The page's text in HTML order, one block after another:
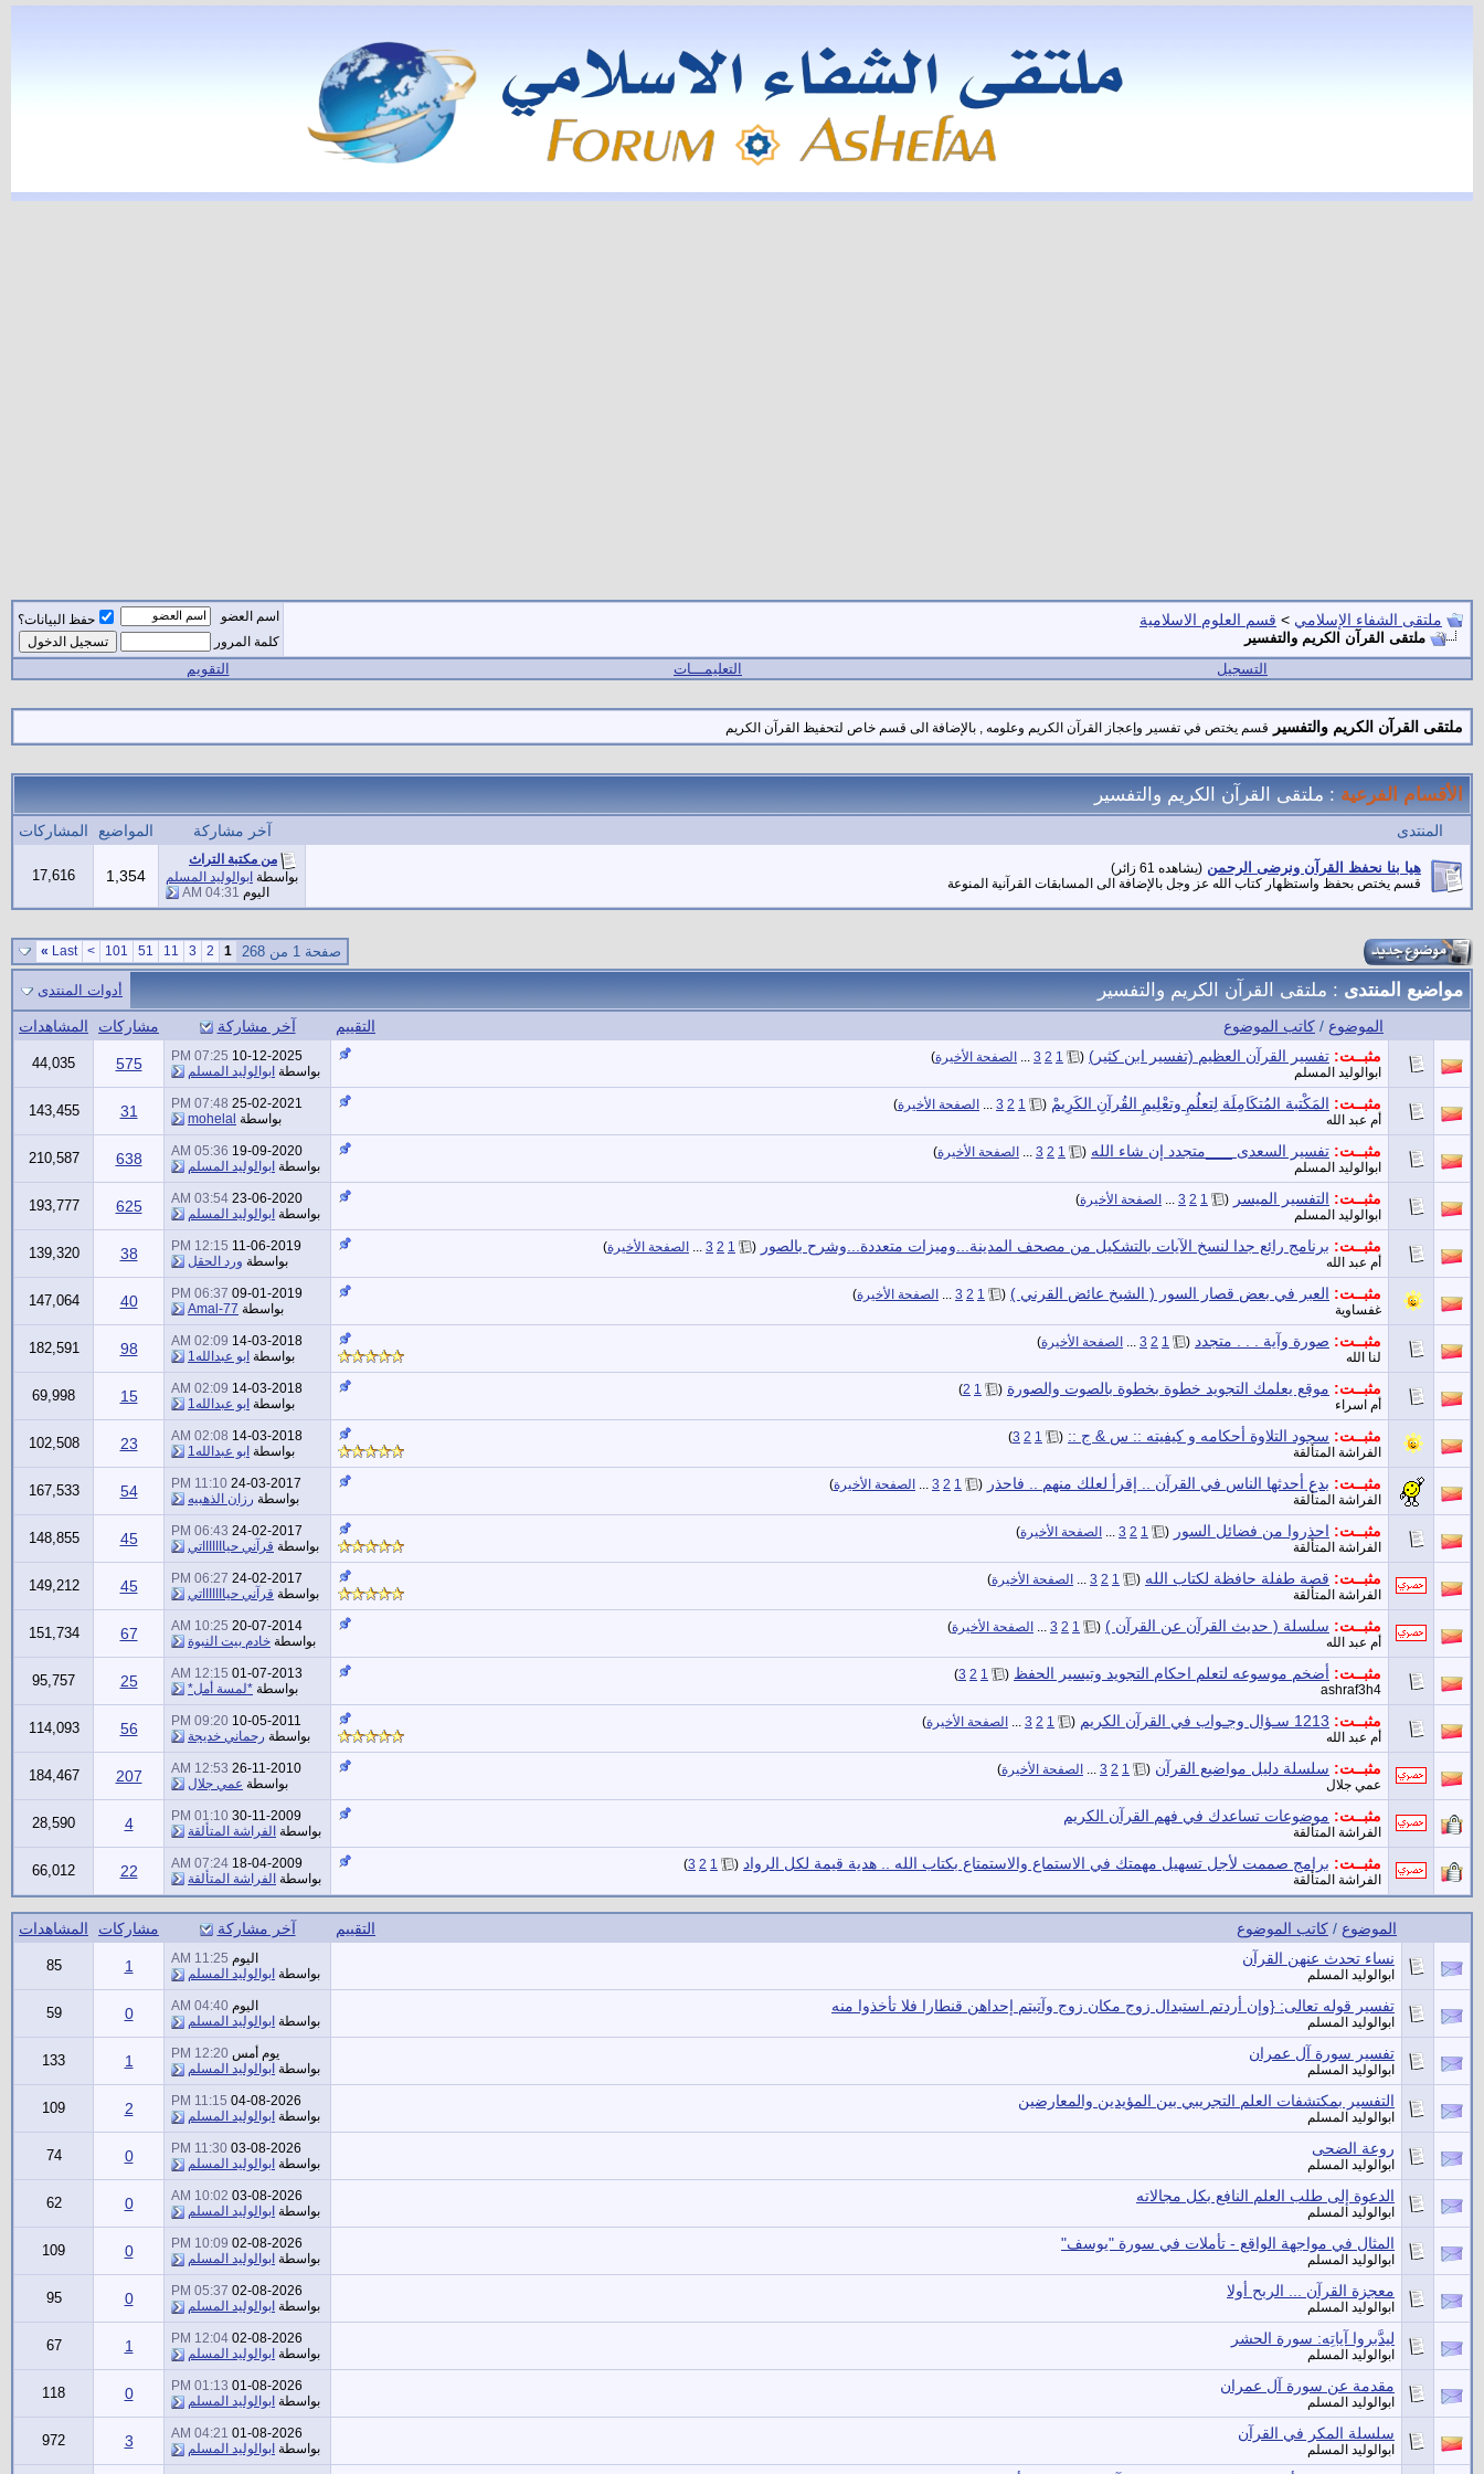
ملتقى الشفاء الإسلامي > قسم العلوم الاسلامية
ملتقى القرآن الكريم والتفسير
اسم العضو
حفظ البيانات؟
كلمة المرور
التسجيل التعليمـــات التقويم
ملتقى القرآن الكريم والتفسير قسم يختص في تفسير وإعجاز القرآن الكريم وعلومه , بالإضافة الى قسم خاص لتحفيظ القرآن الكريم
الأقسام الفرعية: ملتقى القرآن الكريم والتفسير
المنتدى آخر مشاركة المواضيع المشاركات
هيا بنا نحفظ القرآن ونرضى الرحمن (يشاهده 61 زائر)
قسم يختص بحفظ واستظهار كتاب الله عز وجل بالإضافة الى المسابقات القرآنية المنوعة
من مكتبة التراث
بواسطة ابوالوليد المسلم
اليوم 04:31 AM
1,354
17,616
صفحة 1 من 268 1
2
3
11
51
101
>
Last
»
مواضيع المنتدى: ملتقى القرآن الكريم والتفسير أدوات المنتدى
التقييم الموضوع / كاتب الموضوع آخر مشاركة مشاركات
المشاهدات
مثبــت: تفسير القرآن العظيم (تفسير ابن كثير) (
1
2
3 الصفحة الأخيرة)
ابوالوليد المسلم
10-12-2025
07:25 PM
بواسطة ابوالوليد المسلم 575
44,035
مثبــت: المَكْتبة المُتكَامِلَة لِتعلُمِ وتعْلِيمِ القُرآنِ الكَرِيمْ (
1
2
3 الصفحة الأخيرة)
أم عبد الله
25-02-2021
07:48 PM
بواسطة mohelal
31
143,455
مثبــت: تفسير السعدى ___متجدد إن شاء الله (
1
2
3 الصفحة الأخيرة)
ابوالوليد المسلم
19-09-2020
05:36 AM
بواسطة ابوالوليد المسلم 638
210,587
مثبــت: التفسير الميسر (
1
2
3 الصفحة الأخيرة)
ابوالوليد المسلم
23-06-2020
03:54 AM
بواسطة ابوالوليد المسلم 625
193,777
مثبــت: برنامج رائع جدا لنسخ الآيات بالتشكيل من مصحف المدينة...وميزات متعددة...وشرح بالصور (
1
2
3 الصفحة الأخيرة)
أم عبد الله
11-06-2019
12:15 PM
بواسطة ورد الحقل 38
139,320
مثبــت: العبر في بعض قصار السور ( الشيخ عائض القرني ) (
1
2
3 الصفحة الأخيرة)
غفساوية
09-01-2019
06:37 PM
بواسطة Amal-77
40
147,064
مثبــت: صورة وآية . . . متجدد (
1
2
3 الصفحة الأخيرة)
لنا الله
14-03-2018
02:09 AM
بواسطة ابو عبدالله1 98
182,591
مثبــت: موقع يعلمك التجويد خطوة بخطوة بالصوت والصورة (
1
2
)
أم اسراء
14-03-2018
02:09 AM
بواسطة ابو عبدالله1 15
69,998
مثبــت: سجود التلاوة أحكامه و كيفيته :: س & ج :: (
1
2
3
)
الفراشة المتألقة
14-03-2018
02:08 AM
بواسطة ابو عبدالله1 23
102,508
مثبــت: بدع أحدثها الناس في القرآن .. إقرأ لعلك منهم .. فاحذر (
1
2
3 الصفحة الأخيرة)
الفراشة المتألقة
24-03-2017
11:10 PM
بواسطة رزان الذهبيه 54
167,533
مثبــت: احذروا من فضائل السور (
1
2
3 الصفحة الأخيرة)
الفراشة المتألقة
24-02-2017
06:43 PM
بواسطة قرآني حياااااااتي 45
148,855
مثبــت: قصة طفلة حافظة لكتاب الله (
1
2
3 الصفحة الأخيرة)
الفراشة المتألقة
24-02-2017
06:27 PM
بواسطة قرآني حياااااااتي 45
149,212
مثبــت: سلسلة ( حديث القرآن عن القرآن ) (
1
2
3 الصفحة الأخيرة)
أم عبد الله
20-07-2014
10:25 AM
بواسطة خادم بيت النبوة 67
151,734
مثبــت: أضخم موسوعه لتعلم احكام التجويد وتيسير الحفظ (
1
2
3
)
ashraf3h4
01-07-2013
12:15 AM
بواسطة *لمسة أمل* 25
95,757
مثبــت: 1213 سـؤال وجـواب في القرآن الكريم (
1
2
3 الصفحة الأخيرة)
أم عبد الله
10-05-2011
09:20 PM
بواسطة رحماني خديجة 56
114,093
مثبــت: سلسلة دليل مواضيع القرآن (
1
2
3 الصفحة الأخيرة)
عمي جلال
26-11-2010
12:53 AM
بواسطة عمي جلال 207
184,467
مثبــت: موضوعات تساعدك في فهم القرآن الكريم
الفراشة المتألقة
30-11-2009
01:10 PM
بواسطة الفراشة المتألقة 4
28,590
مثبــت: برامج صممت لأجل تسهيل مهمتك في الاستماع والاستمتاع بكتاب الله .. هدية قيمة لكل الرواد (
1
2
3
)
الفراشة المتألقة
18-04-2009
07:24 AM
بواسطة الفراشة المتألقة 22
66,012
التقييم الموضوع / كاتب الموضوع آخر مشاركة مشاركات
المشاهدات
نساء تحدث عنهن القرآن
ابوالوليد المسلم
اليوم 11:25 AM
بواسطة ابوالوليد المسلم 1
85
تفسير قوله تعالى: {وإن أردتم استبدال زوج مكان زوج وآتيتم إحداهن قنطارا فلا تأخذوا منه
ابوالوليد المسلم
اليوم 04:40 AM
بواسطة ابوالوليد المسلم 0
59
تفسير سورة آل عمران
ابوالوليد المسلم
يوم أمس 12:20 PM
بواسطة ابوالوليد المسلم 1
133
التفسير بمكتشفات العلم التجريبي بين المؤيدين والمعارضين
ابوالوليد المسلم
04-08-2026
11:15 PM
بواسطة ابوالوليد المسلم 2
109
روعة الضحى
ابوالوليد المسلم
03-08-2026
11:30 PM
بواسطة ابوالوليد المسلم 0
74
الدعوة إلى طلب العلم النافع بكل مجالاته
ابوالوليد المسلم
03-08-2026
10:02 AM
بواسطة ابوالوليد المسلم 0
62
المثال في مواجهة الواقع - تأملات في سورة "يوسف"
ابوالوليد المسلم
02-08-2026
10:09 PM
بواسطة ابوالوليد المسلم 0
109
معجزة القرآن ... الربح أولا
ابوالوليد المسلم
02-08-2026
05:37 PM
بواسطة ابوالوليد المسلم 0
95
ليدَّبروا آياتِه: سورة الحشر
ابوالوليد المسلم
02-08-2026
12:04 PM
بواسطة ابوالوليد المسلم 1
67
مقدمة عن سورة آل عمران
ابوالوليد المسلم
01-08-2026
01:13 PM
بواسطة ابوالوليد المسلم 0
118
سلسلة المكر في القرآن
ابوالوليد المسلم
01-08-2026
04:21 AM
بواسطة ابوالوليد المسلم 3
972